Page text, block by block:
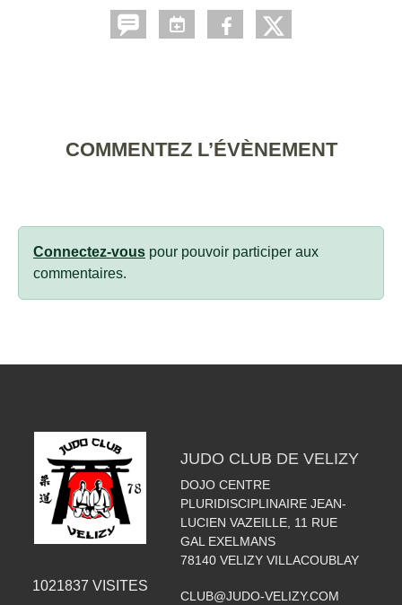
COMMENTEZ L’ÉVÈNEMENT
Connectez-vous pour pouvoir participer aux
commentaires.
1021837 VISITES
JUDO CLUB DE VELIZY
DOJO CENTRE
PLURIDISCIPLINAIRE JEAN-
LUCIEN VAZEILLE, 11 RUE
GAL EXELMANS
78140 VELIZY VILLACOUBLAY
CLUB@JUDO-VELIZY.COM